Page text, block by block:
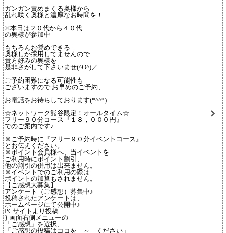
ガンガン責めまくる奥様から
乱れ咲く奥様と濃厚なお時間を！
※本日は２０代から４０代
の奥様が参加中
もちろんお奨めできる
奥様しか採用してませんので
貴方好みの奥様を
是非さがして下さいませ(^O^)／
ご予約困難になる可能性も
ございますので お早めのご予約、
お電話をお待ちしております(*^^*)
☆ネットワーク熊谷限定！オールタイム☆
フリー９０分コース『１８，０００円』
でのご案内です♪
※ご予約時に『フリー９０分イベントコース』
とお伝えください。
※ポイント会員様へ、当イベントを
ご利用時にポイント割引、
他の割引の併用は出来ません。
※イベントでのご利用の際は
ポイントの加算もされません。
【ご感想大募集】
アンケート（ご感想）募集中♪
投稿されたアンケートは、
ホームページにて公開中♪
PCサイトより投稿
} 画面右側メニューの
「ご感想」を選択、
「ご感想の投稿はココを ～ ください」